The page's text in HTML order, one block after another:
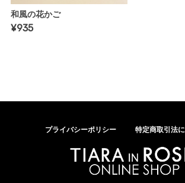
和風の花かご
¥935
プライバシーポリシー 特定商取引法